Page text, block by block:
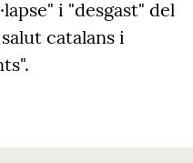
i "desgast" del
catalans i